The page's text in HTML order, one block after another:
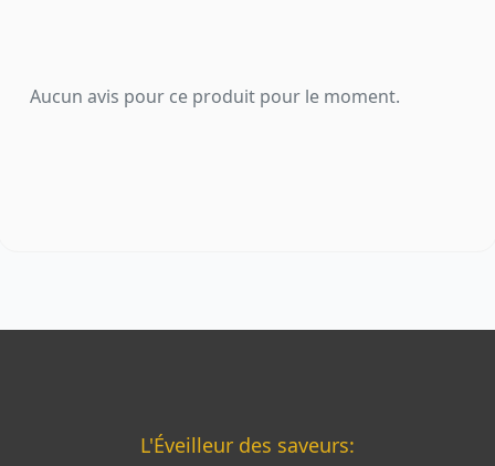
Aucun avis pour ce produit pour le moment.
L'Éveilleur des saveurs: